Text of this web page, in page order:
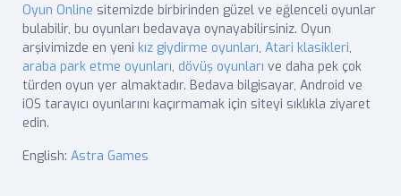
Oyun Online sitemizde birbirinden güzel ve eğlenceli oyunlar
bulabilir, bu oyunları bedavaya oynayabilirsiniz. Oyun
arşivimizde en yeni kız giydirme oyunları, Atari klasikleri,
araba park etme oyunları, dövüş oyunları ve daha pek çok
türden oyun yer almaktadır. Bedava bilgisayar, Android ve
iOS tarayıcı oyunlarını kaçırmamak için siteyi sıklıkla ziyaret
edin.
English: Astra Games